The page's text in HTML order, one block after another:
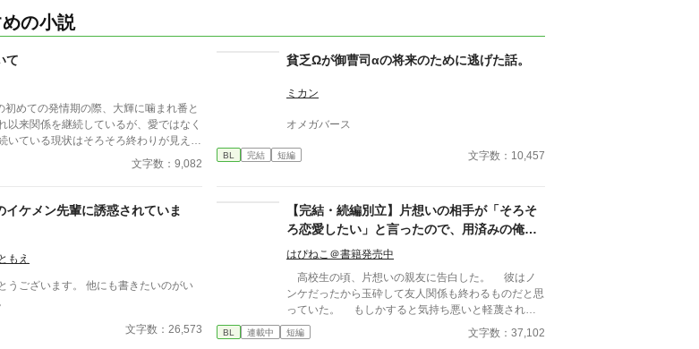
の小説
て
初めての発情期の際、大輝に噛まれ番と
以来関係を継続しているが、愛ではなく
いている現状はそろそろ終わりが見えて
*独自オメガバース設定。■『それは愛か
じ世界設定です。関係は一切なし。
文字数：9,082
貧乏Ωが御曹司αの将来のために逃げた話。
ミカン
オメガバース
BL 完結 短編 文字数：10,457
イケメン先輩に誘惑されていま
もえ
うございます。 他にも書きたいのがい
文字数：26,573
【完結・続編別立】片想いの相手が「そろそ
ろ恋愛したい」と言ったので、用済みの俺は
ニートになることにしました。
はぴねこ＠書籍発売中
高校生の頃、片想いの親友に告白した。 彼はノ
ンケだったから玉砕して友人関係も終わるものだと思
っていた。 もしかすると気持ち悪いと軽蔑される
覚悟までしていたのに、彼は「今は恋愛をしている時
間がないんだ」と自分の夢を語ってくれた。 彼は
BL 連載中 短編 文字数：37,102